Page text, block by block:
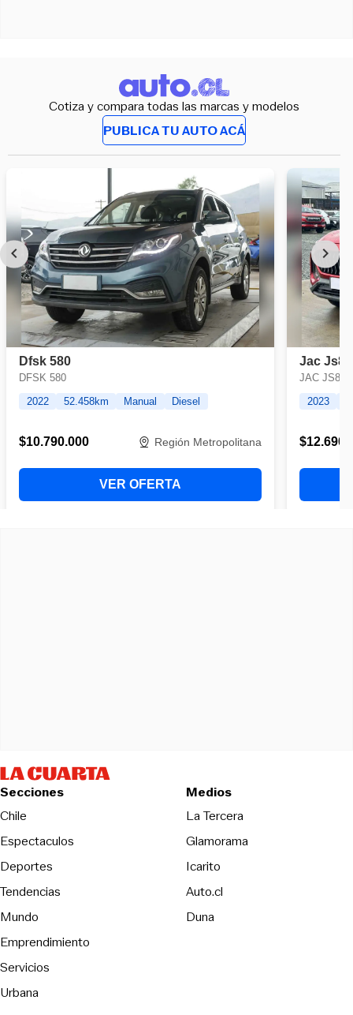
Cotiza y compara todas las marcas y modelos
PUBLICA TU AUTO ACÁ
Secciones
Chile
Espectaculos
Deportes
Tendencias
Mundo
Emprendimiento
Servicios
Urbana
Medios
La TerceraOpens in new
Glamorama
Icarito
Auto.cl
DunaOpens in new window